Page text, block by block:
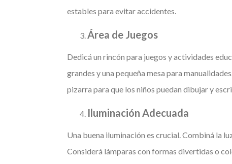
estables para evitar accidentes.
Área de Juegos
Dedicá un rincón para juegos y actividades
grandes y una pequeña mesa para
pizarra para que los niños puedan dibujar y
Iluminación Adecuada
Una buena iluminación es crucial. Combiná la
Considerá lámparas con formas divertidas o